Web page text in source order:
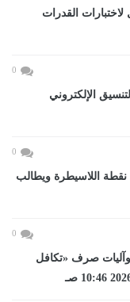
التسجيل لاختبارات القدرات
0
الإلكتروني
0
اللاسيطرة ويطالب
0
موعد وآليات صرف «تكافل